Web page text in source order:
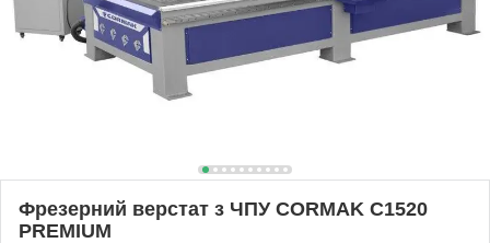
Фрезерний верстат з ЧПУ CORMAK C1520
PREMIUM